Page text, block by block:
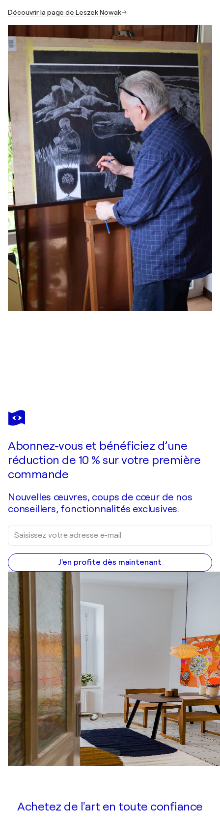
Découvrir la page de Leszek Nowak
LESZEK NOWAK
In Gefahr
Abonnez-vous et bénéficiez d’une
réduction de 10 % sur votre première
commande
Nouvelles œuvres, coups de cœur de nos
conseillers, fonctionnalités exclusives.
J'en profite dès maintenant
Achetez de l'art en toute confiance